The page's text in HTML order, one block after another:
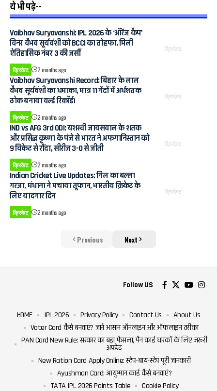
ये भी पढ़े--
क्रिकेट
Vaibhav Suryavanshi: IPL 2026 के ‘ऑरेंज कैप’
विनर वैभव सूर्यवंशी को BCCI का तोहफा, मिली
ऐतिहासिक नंबर 3 की जर्सी
क्रिकेट 2 months ago
क्रिकेट
Vaibhav Suryavanshi Record: बिहार के लाल
वैभव सूर्यवंशी का धमाका, मात्र 11 गेंदों में अर्धशतक
ठोक बनाया वर्ल्ड रिकॉर्ड।
क्रिकेट 2 months ago
क्रिकेट
IND vs AFG 3rd ODI: यशस्वी जायसवाल के शतक
और प्रसिद्ध कृष्णा के पंजे से भारत ने अफगानिस्तान को
9 विकेट से रौंदा, सीरीज 3-0 से जीती
क्रिकेट 2 months ago
क्रिकेट
Indian Cricket Live Updates: गिल का बल्ला
गरजा, मंधाना ने मचाया तूफान, भारतीय क्रिकेट के
लिए यादगार दिन
क्रिकेट 2 months ago
Previous Next
Follow US
HOME IPL 2026 Privacy Policy Contact Us
About Us
Voter Card कैसे बनवाएं? जानें आसान ऑनलाइन और ऑफलाइन तरीका
PAN Card New Rule: सरकार का बड़ा फैसला, पैन कार्ड धारकों के लिए जरूरी
अपडेट
New Ration Card Apply Online: स्टेप-बाय-स्टेप पूरी जानकारी
Ayushman Card: आयुष्मान कार्ड कैसे बनवाएं?
TATA IPL 2026 Points Table
Cookie Policy